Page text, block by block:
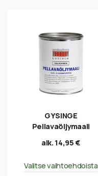
GYSINGE
Pellavaöljymaali
alk. 14,95€
Valitse vaihtoehdoista